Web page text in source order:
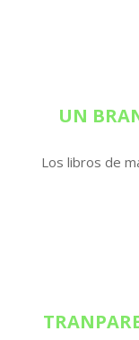
UN
Los libros de